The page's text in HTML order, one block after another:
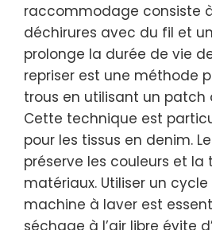
raccommodage consiste
déchirures avec du fil et
prolonge la durée de vie
repriser est une méthode
trous en utilisant un patch
Cette technique est
pour les tissus en denim.
préserve les couleurs et la
matériaux. Utiliser un
machine à laver est
séchage à l’air libre évite